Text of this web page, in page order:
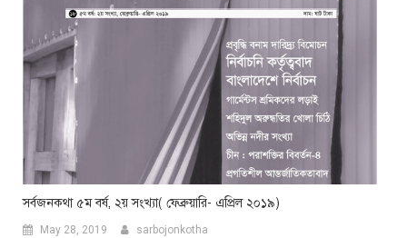
সর্বজনকথা ৫ম বর্ষ, ২য় সংখ্যা( ফেব্রুয়ারি- এপ্রিল ২০১৯)
May 28, 2019 sarbojonkotha